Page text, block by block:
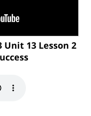
Unit 13 Lesson 2